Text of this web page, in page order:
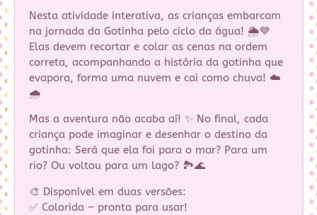
Nesta atividade interativa, as crianças embarcam
na jornada da Gotinha pelo ciclo da água! 🌦️💙
Elas devem recortar e colar as cenas na ordem
correta, acompanhando a história da gotinha que
evapora, forma uma nuvem e cai como chuva! ☁️
🌧️
Mas a aventura não acaba aí! ✨ No final, cada
criança pode imaginar e desenhar o destino da
gotinha: Será que ela foi para o mar? Para um
rio? Ou voltou para um lago? 🏞️🌊
🎨 Disponível em duas versões:
✅ Colorida – pronta para usar!